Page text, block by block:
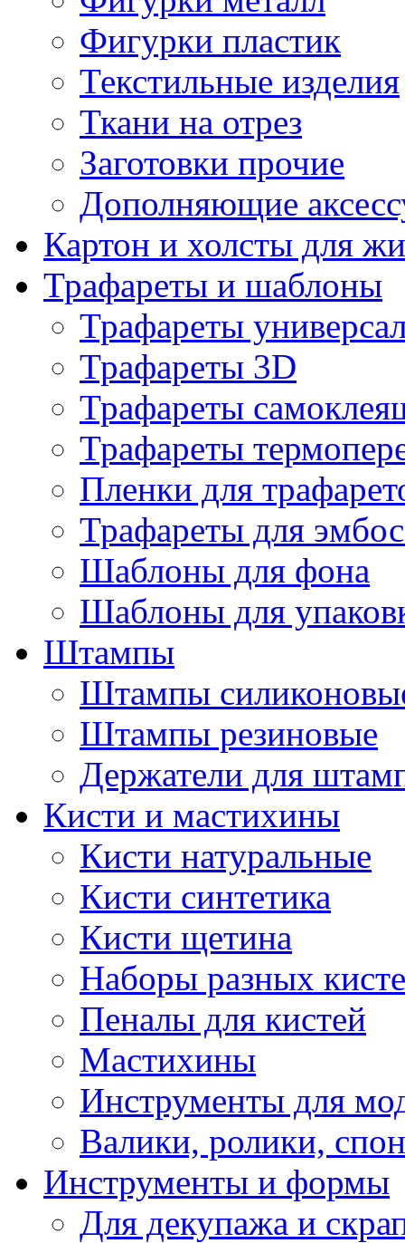
Фигурки пластик
Текстильные изделия
Ткани на отрез
Заготовки прочие
Дополняющие
Картон и холсты для
Трафареты и шаблоны
Трафареты
Трафареты 3D
Трафареты
Трафареты
Пленки для
Трафареты для
Шаблоны для фона
Шаблоны для
Штампы
Штампы
Штампы резиновые
Держатели для
Кисти и мастихины
Кисти натуральные
Кисти синтетика
Кисти щетина
Наборы разных
Пеналы для кистей
Мастихины
Инструменты для
Валики, ролики,
Инструменты и формы
Для декупажа и